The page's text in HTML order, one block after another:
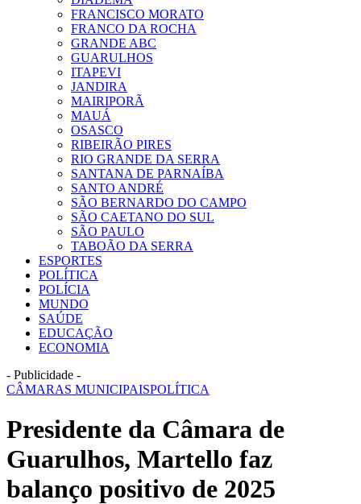
FRANCISCO MORATO
FRANCO DA ROCHA
GRANDE ABC
GUARULHOS
ITAPEVI
JANDIRA
MAIRIPORÃ
MAUÁ
OSASCO
RIBEIRÃO PIRES
RIO GRANDE DA SERRA
SANTANA DE PARNAÍBA
SANTO ANDRÉ
SÃO BERNARDO DO CAMPO
SÃO CAETANO DO SUL
SÃO PAULO
TABOÃO DA SERRA
ESPORTES
POLÍTICA
POLÍCIA
MUNDO
SAÚDE
EDUCAÇÃO
ECONOMIA
- Publicidade -
CÂMARAS MUNICIPAISPOLÍTICA
Presidente da Câmara de
Guarulhos, Martello faz
balanço positivo de 2025